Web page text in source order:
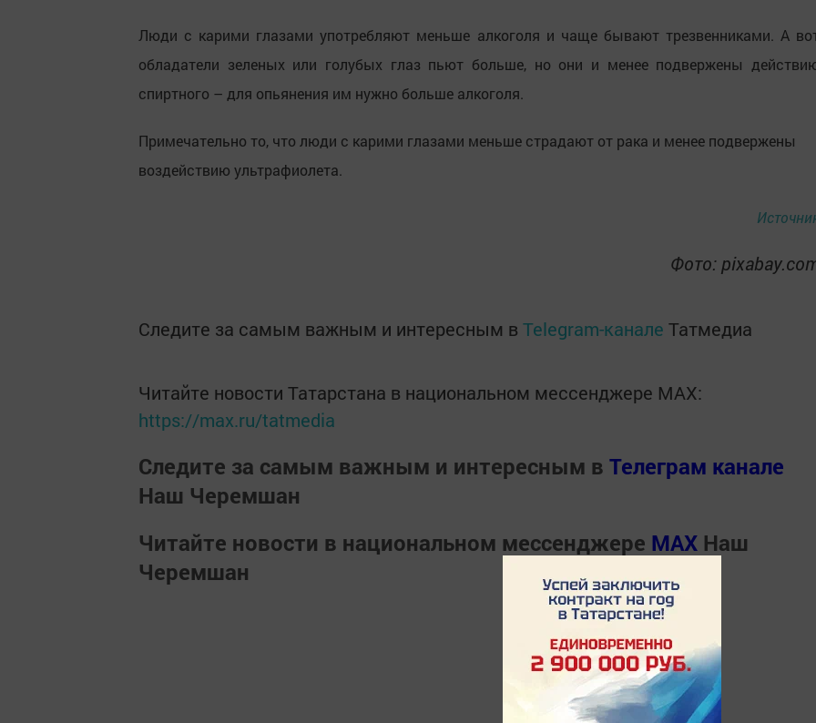
Люди с карими глазами употребляют меньше алкоголя и чаще бывают трезвенниками. А
обладатели зеленых или голубых глаз пьют больше, но они и менее подвержены
спиртного – для опьянения им нужно больше алкоголя.
Примечательно то, что люди с карими глазами меньше страдают от рака и менее подвержены
воздействию ультрафиолета.
Фото:
Следите за самым важным и интересным в Telegram-канале Татмедиа
Читайте новости Татарстана в национальном мессенджере MАХ:
https://max.ru/tatmedia
Следите за самым важным и интересным в Телеграм канале
Наш Черемшан
Читайте новости в национальном мессенджере MАХ Наш
Черемшан